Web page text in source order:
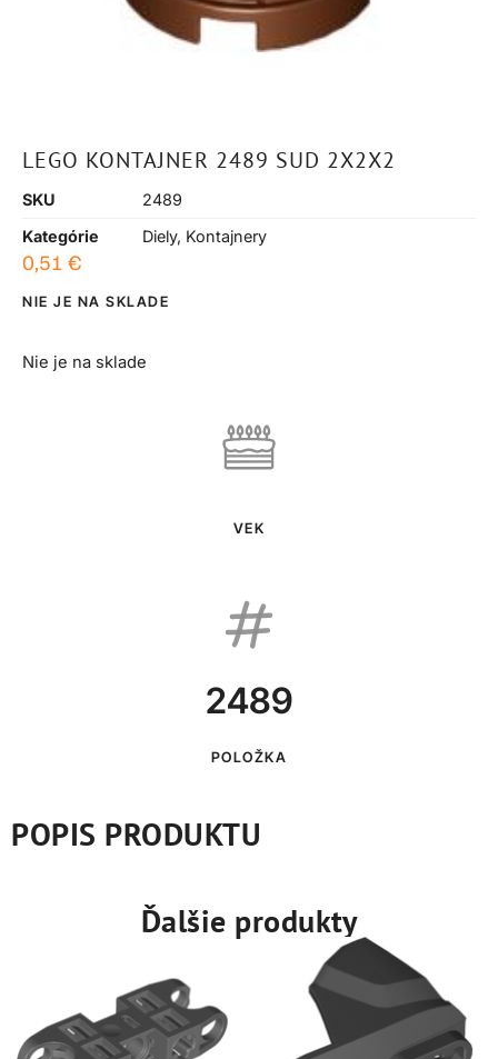
LEGO KONTAJNER 2489 SUD 2X2X2
SKU
2489
Kategórie
Diely, Kontajnery
0,51 €
NIE JE NA SKLADE
Nie je na sklade
VEK
2489
POLOŽKA
POPIS PRODUKTU
Ďalšie produkty